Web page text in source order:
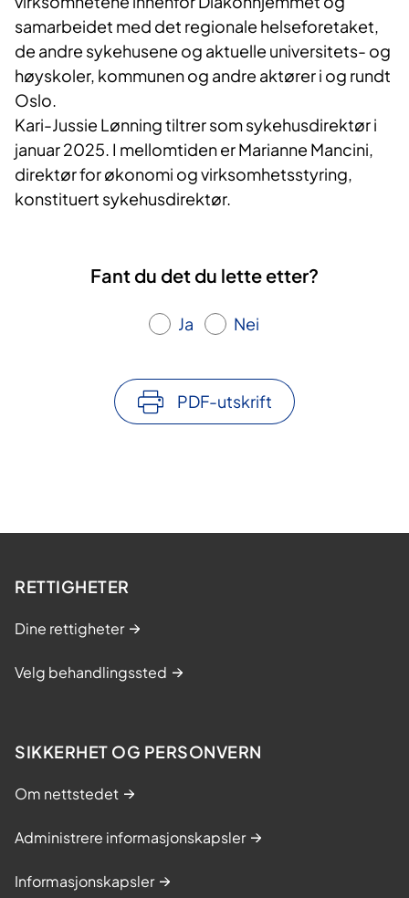
samarbeidet med det regionale helseforetaket,
de andre sykehusene og aktuelle universitets- og
høyskoler, kommunen og andre aktører i og rundt
Oslo.
Kari-Jussie Lønning tiltrer som sykehusdirektør i
januar 2025. I mellomtiden er Marianne Mancini,
direktør for økonomi og virksomhetsstyring,
konstituert sykehusdirektør.
Fant du det du lette etter?
Ja Nei
PDF-utskrift
RETTIGHETER
Dine rettigheter
Velg behandlingssted
SIKKERHET OG PERSONVERN
Om nettstedet
Administrere informasjonskapsler
Informasjonskapsler